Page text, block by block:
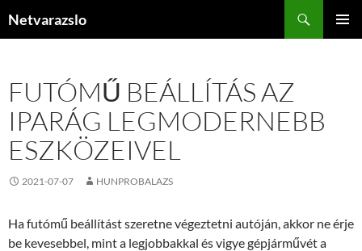
Netvarazslo
FUTÓMŰ BEÁLLÍTÁS AZ
IPARÁG LEGMODERNEBB
ESZKÖZEIVEL
2021-07-07 HUNPROBALAZS
Ha futómű beállítást szeretne végeztetni autóján, akkor ne érje
be kevesebbel, mint a legjobbakkal és vigye gépjárművét a